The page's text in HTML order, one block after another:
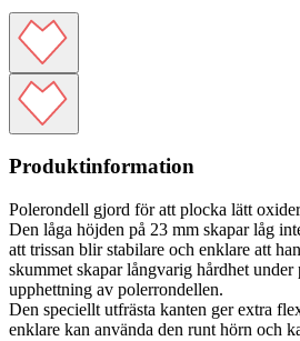
Produktinformation
Polerondell gjord för att plocka lätt
Den låga höjden på 23 mm skapar låg
att trissan blir stabilare och enklare att
skummet skapar långvarig hårdhet
upphettning av polerrondellen.
Den speciellt utfrästa kanten ger extra
enklare kan använda den runt hörn och